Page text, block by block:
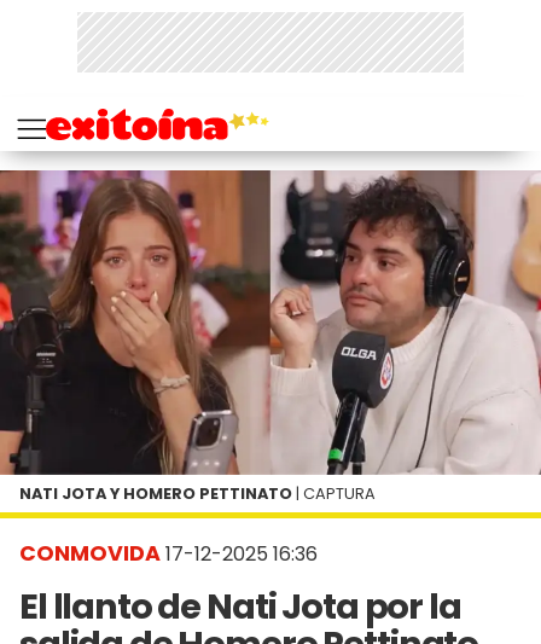
CONMOVIDA17-12-2025 16:36
El llanto de Nati Jota por la
NATI JOTA Y HOMERO PETTINATO | CAPTURA